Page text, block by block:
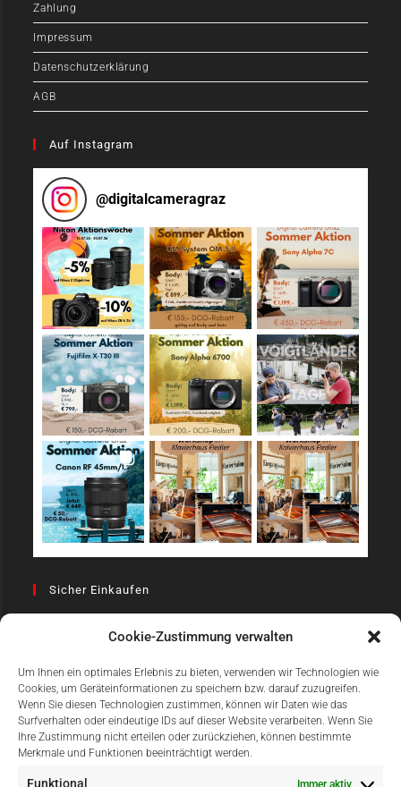
Cookie-Zustimmung verwalten
Um Ihnen ein optimales Erlebnis zu bieten, verwenden wir Technologien wie
Cookies, um Geräteinformationen zu speichern bzw. darauf zuzugreifen.
Wenn Sie diesen Technologien zustimmen, können wir Daten wie das
Surfverhalten oder eindeutige IDs auf dieser Website verarbeiten. Wenn Sie
Ihre Zustimmung nicht erteilen oder zurückziehen, können bestimmte
Merkmale und Funktionen beeinträchtigt werden.
Funktional Immer aktiv
Zahlung
Impressum
Datenschutzerklärung
AGB
Auf Instagram
@digitalcameragraz
Sicher Einkaufen
Einfach Online Bezahlen